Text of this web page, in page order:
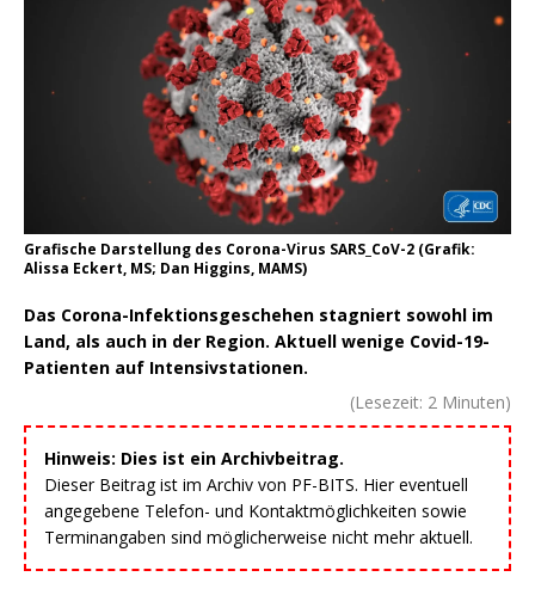
Grafische Darstellung des Corona-Virus SARS_CoV-2 (Grafik:
Alissa Eckert, MS; Dan Higgins, MAMS)
Das Corona-Infektionsgeschehen stagniert sowohl im
Land, als auch in der Region. Aktuell wenige Covid-19-
Patienten auf Intensivstationen.
(Lesezeit: 2 Minuten)
Hinweis: Dies ist ein Archivbeitrag.
Dieser Beitrag ist im Archiv von PF-BITS. Hier eventuell
angegebene Telefon- und Kontaktmöglichkeiten sowie
Terminangaben sind möglicherweise nicht mehr aktuell.